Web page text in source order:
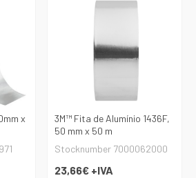
x
3M™ Fita de Alumínio 1436F,
50 mm x 50 m
Stocknumber 7000062000
23,66€ +IVA